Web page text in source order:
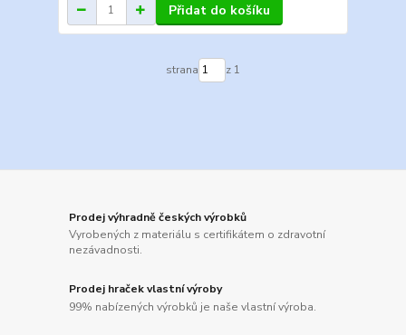
Přidat do košíku
strana z 1
Prodej výhradně českých výrobků
Vyrobených z materiálu s certifikátem o zdravotní
nezávadnosti.
Prodej hraček vlastní výroby
99% nabízených výrobků je naše vlastní výroba.